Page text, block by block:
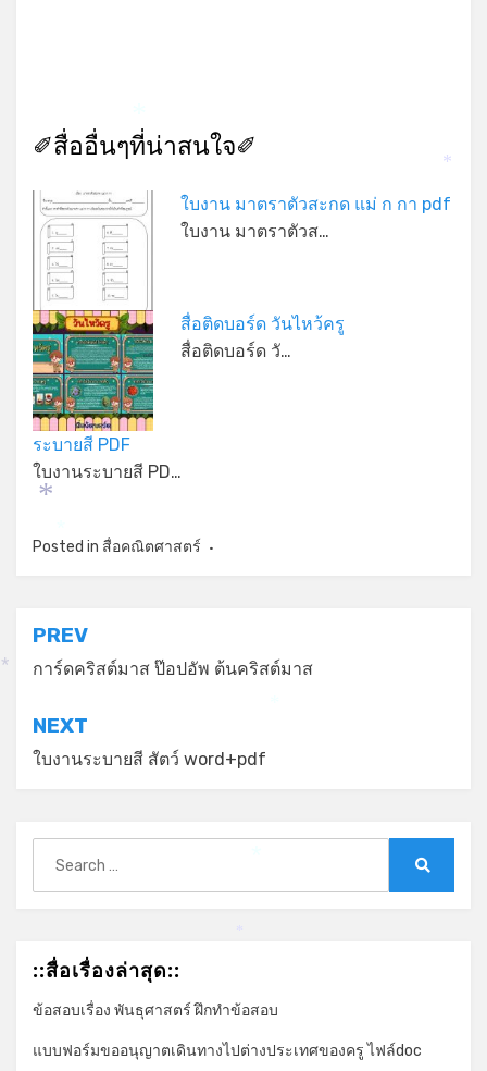
✐สื่ออื่นๆที่น่าสนใจ✐
ใบงาน มาตราตัวสะกด แม่ ก กา pdf
ใบงาน มาตราตัวส…
สื่อติดบอร์ด วันไหว้ครู
สื่อติดบอร์ด วั…
ระบายสี PDF
ใบงานระบายสี PD…
Posted in สื่อคณิตศาสตร์
แนะแนว
เรื่อง
PREV
การ์ดคริสต์มาส ป๊อปอัพ ต้นคริสต์มาส
NEXT
ใบงานระบายสี สัตว์ word+pdf
for:
::สื่อเรื่องล่าสุด::
ข้อสอบเรื่อง พันธุศาสตร์ ฝึกทำข้อสอบ
แบบฟอร์มขออนุญาตเดินทางไปต่างประเทศของครู ไฟล์doc
*
*